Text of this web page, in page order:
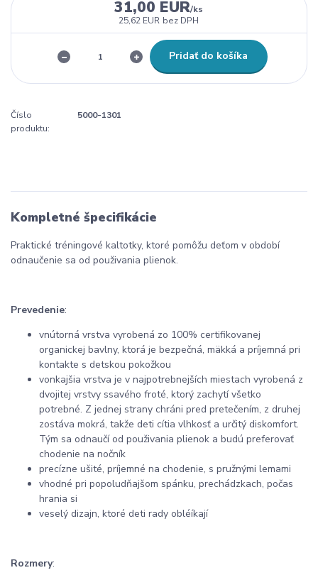
31,00 EUR/ks
25,62 EUR bez DPH
Pridať do košíka
Číslo
produktu:
5000-1301
Kompletné špecifikácie
Praktické tréningové kaltotky, ktoré pomôžu deťom v období
odnaučenie sa od použivania plienok.
Prevedenie:
vnútorná vrstva vyrobená zo 100% certifikovanej
organickej bavlny, ktorá je bezpečná, mäkká a príjemná pri
kontakte s detskou pokožkou
vonkajšia vrstva je v najpotrebnejších miestach vyrobená z
dvojitej vrstvy ssavého froté, ktorý zachytí všetko
potrebné. Z jednej strany chráni pred pretečením, z druhej
zostáva mokrá, takže deti cítia vlhkosť a určitý diskomfort.
Tým sa odnaučí od použivania plienok a budú preferovať
chodenie na nočník
precízne ušité, príjemné na chodenie, s pružnými lemami
vhodné pri popoludňajšom spánku, prechádzkach, počas
hrania si
veselý dizajn, ktoré deti rady obléíkají
Rozmery: